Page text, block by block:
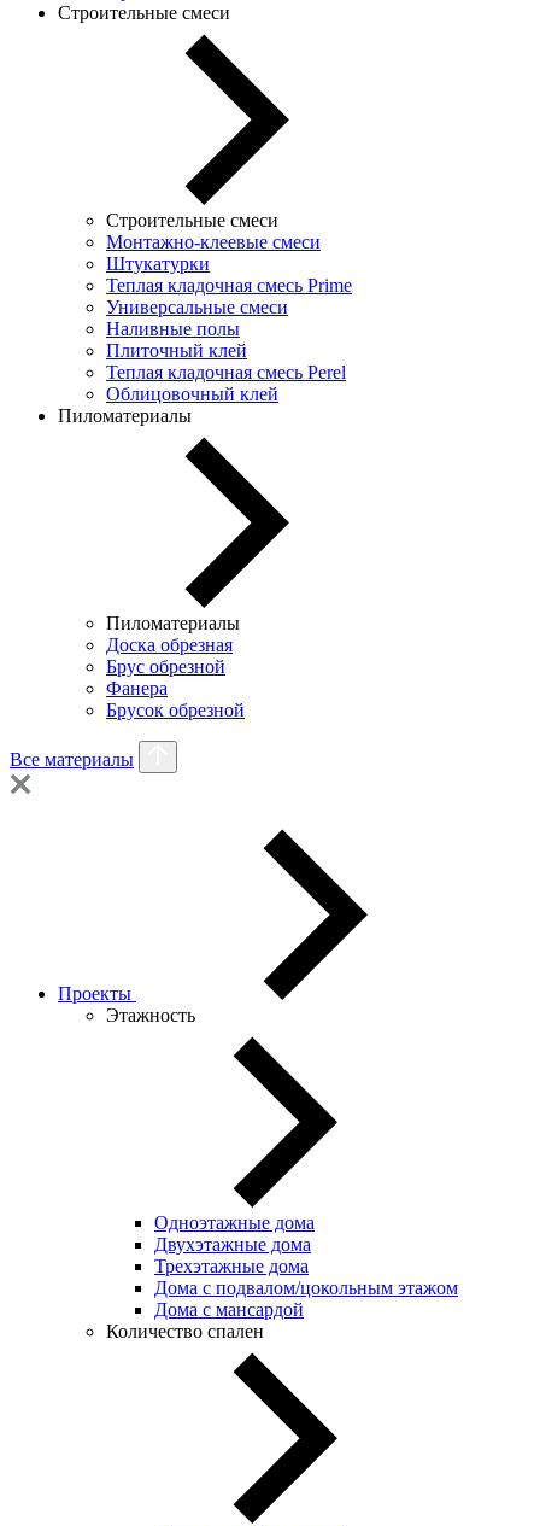
Строительные смеси
Строительные смеси
Монтажно-клеевые смеси
Штукатурки
Теплая кладочная смесь Prime
Универсальные смеси
Наливные полы
Плиточный клей
Теплая кладочная смесь Perel
Облицовочный клей
Пиломатериалы
Пиломатериалы
Доска обрезная
Брус обрезной
Фанера
Брусок обрезной
Все материалы
Проекты
Этажность
Одноэтажные дома
Двухэтажные дома
Трехэтажные дома
Дома с подвалом/цокольным этажом
Дома с мансардой
Количество спален